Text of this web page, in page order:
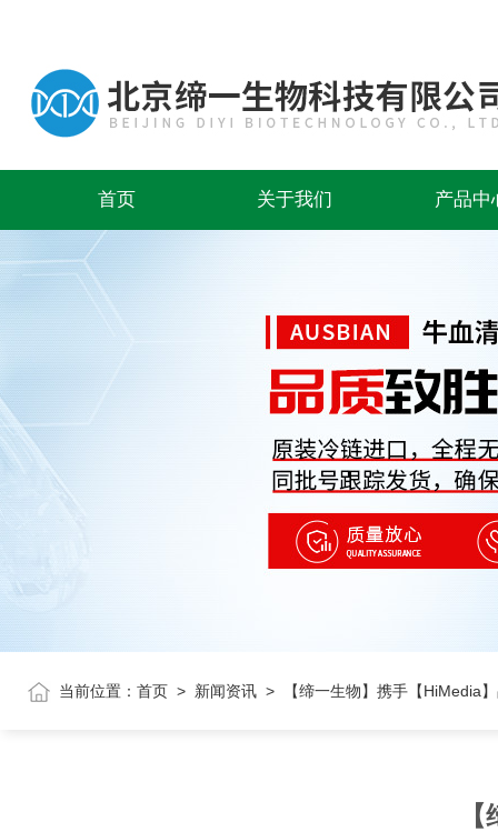
首页 关于我们 产品中
当前位置： 首页 > 新闻资讯 > 【缔一生物】携手【HiMedia